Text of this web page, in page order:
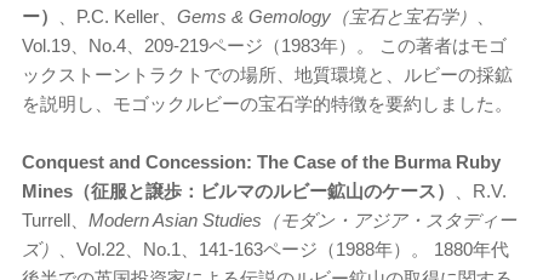
ー） 、P.C. Keller、 Gems & Gemology（宝石と宝石学）
Vol.19、No.4、209-219ページ（1983年）。 この著者はモゴ
ックストーントラクトでの場所、地質環境と、ルビーの採鉱
を説明し、モゴックルビーの宝石学的特徴を要約しました。
Conquest and Concession: The Case of the Burma Ruby
Mines（征服と譲歩：ビルマのルビー鉱山のケース）
、R.V.
Turrell、 Modern Asian Studies（モダン・アジア・スタディー
ズ）
、Vol.22、No.1、141-163ページ（1988年）。 1880年代